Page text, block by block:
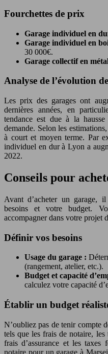
Fourchettes de prix
Garage individuel en
Garage individuel en
30 000€.
Garage collectif en
Analyse de l’évolution
Les prix des garages ont
dernières années, en
tendance est due à la
demande. Selon les
à court et moyen terme. Par
individuel en dur à Lyon a
2022.
Conseils pour
Avant d’acheter un garage,
besoins et votre budget.
accompagner dans votre projet
Définir vos besoins
Usage du garage :
(rangement, atelier, etc.).
Budget et capacité
calculez votre capacité
Établir un budget
N’oubliez pas de tenir compte
tels que les frais de notaire,
frais d’assurance et les taxes
notaire pour un garage à